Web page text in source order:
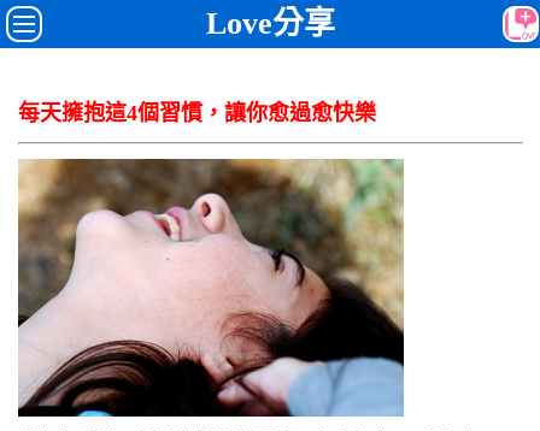
Love分享
每天擁抱這4個習慣，讓你愈過愈快樂